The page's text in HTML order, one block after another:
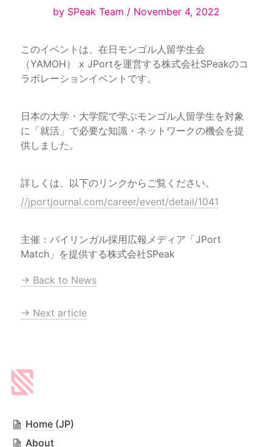
by SPeak Team / November 4, 2022
このイベントは、在日モンゴル人留学生会
（YAMOH） x JPortを運営する株式会社SPeakのコ
ラボレーションイベントです。
日本の大学・大学院で学ぶモンゴル人留学生を対象
に「就活」で必要な知識・ネットワークの機会を提
供しました。
詳しくは、以下のリンクからご覧ください。
//jportjournal.com/career/event/detail/1041
主催：バイリンガル採用広報メディア「JPort
Match」を提供する株式会社SPeak
→ Back to News
→ Next article
Home (JP)
About